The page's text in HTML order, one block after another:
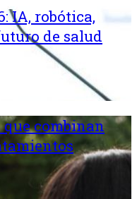
IA, robótica,
de salud
que combinan